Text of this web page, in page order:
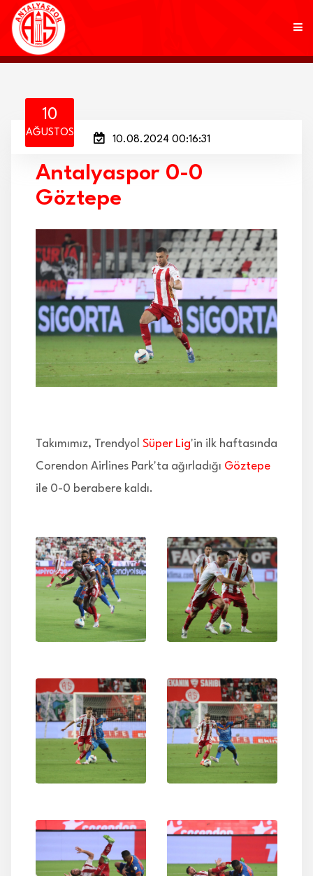
KULÜP
AKADEMİ
MARKALAR
TARAFTAR
BRANŞLAR
HABERLER
İLETİŞİM
10
AĞUSTOS
10.08.2024 00:16:31
Antalyaspor 0-0
Göztepe
Takımımız, Trendyol Süper Lig'in ilk haftasında
Corendon Airlines Park'ta ağırladığı Göztepe
ile 0-0 berabere kaldı.